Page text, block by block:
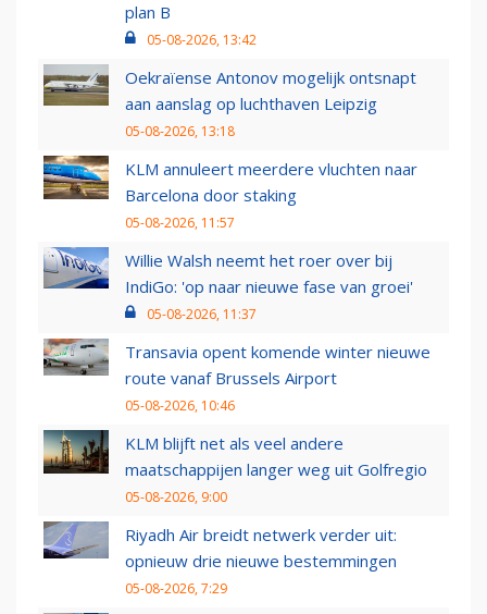
plan B
05-08-2026, 13:42
Oekraïense Antonov mogelijk ontsnapt
aan aanslag op luchthaven Leipzig
05-08-2026, 13:18
KLM annuleert meerdere vluchten naar
Barcelona door staking
05-08-2026, 11:57
Willie Walsh neemt het roer over bij
IndiGo: 'op naar nieuwe fase van groei'
05-08-2026, 11:37
Transavia opent komende winter nieuwe
route vanaf Brussels Airport
05-08-2026, 10:46
KLM blijft net als veel andere
maatschappijen langer weg uit Golfregio
05-08-2026, 9:00
Riyadh Air breidt netwerk verder uit:
opnieuw drie nieuwe bestemmingen
05-08-2026, 7:29